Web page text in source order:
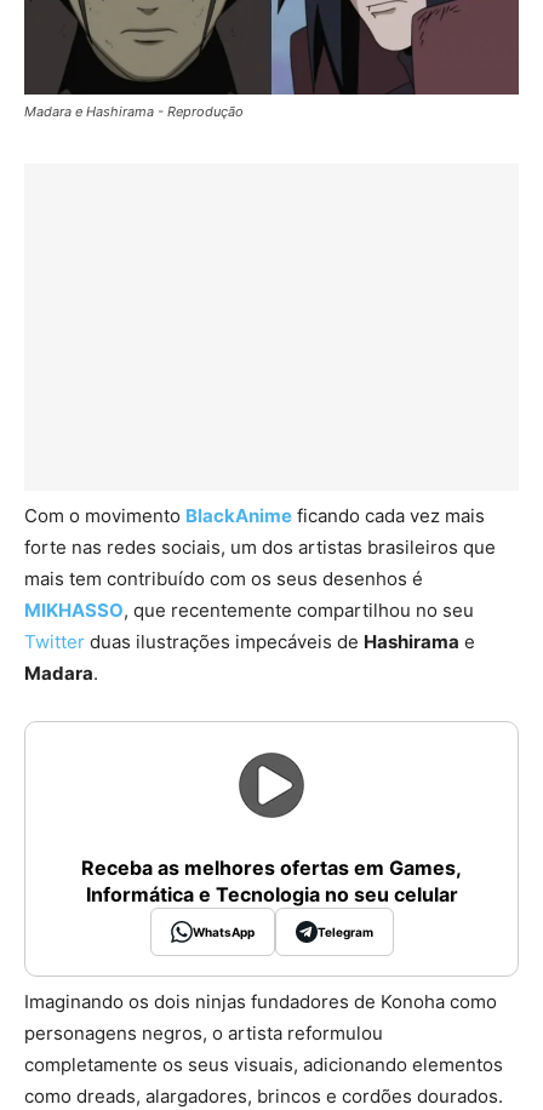
Madara e Hashirama - Reprodução
Com o movimento BlackAnime ficando cada vez mais
forte nas redes sociais, um dos artistas brasileiros que
mais tem contribuído com os seus desenhos é
MIKHASSO, que recentemente compartilhou no seu
Twitter duas ilustrações impecáveis de Hashirama e
Madara.
Receba as melhores ofertas em Games,
Informática e Tecnologia no seu celular
WhatsApp Telegram
Imaginando os dois ninjas fundadores de Konoha como
personagens negros, o artista reformulou
completamente os seus visuais, adicionando elementos
como dreads, alargadores, brincos e cordões dourados.